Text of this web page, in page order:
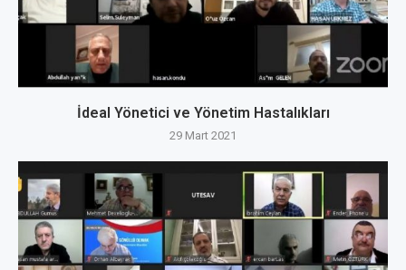
İdeal Yönetici ve Yönetim Hastalıkları
29 Mart 2021